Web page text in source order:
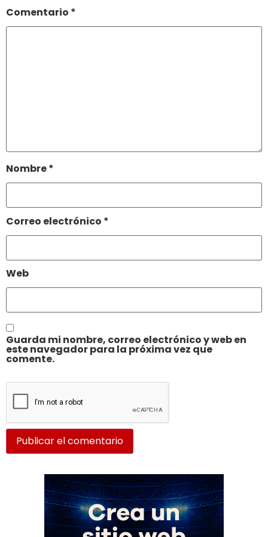
Comentario *
Nombre*
Correo electrónico *
Web
Guarda mi nombre, correo electrónico y web en
este navegador para la próxima vez que
comente.